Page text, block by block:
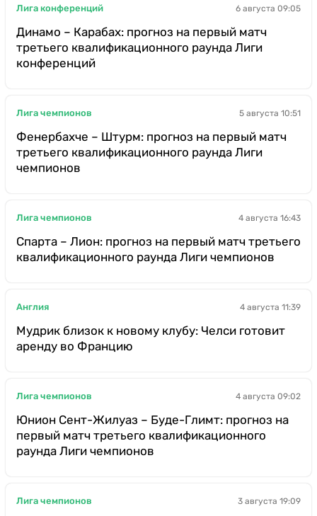
Лига конференций 6 августа 09:05
Динамо – Карабах: прогноз на первый матч
третьего квалификационного раунда Лиги
конференций
Лига чемпионов 5 августа 10:51
Фенербахче – Штурм: прогноз на первый матч
третьего квалификационного раунда Лиги
чемпионов
Лига чемпионов 4 августа 16:43
Спарта – Лион: прогноз на первый матч третьего
квалификационного раунда Лиги чемпионов
Англия 4 августа 11:39
Мудрик близок к новому клубу: Челси готовит
аренду во Францию
Лига чемпионов 4 августа 09:02
Юнион Сент-Жилуаз – Буде-Глимт: прогноз на
первый матч третьего квалификационного
раунда Лиги чемпионов
Лига чемпионов 3 августа 19:09